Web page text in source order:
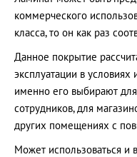
коммерческого
класса, то он как раз
Данное покрытие
эксплуатации в условиях
именно его выбирают
сотрудников, для
других помещениях с
Может использоваться и